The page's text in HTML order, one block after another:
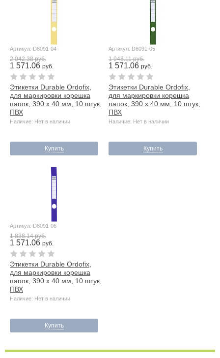
Артикул: D8091-04
2 042.38 руб.
1 571.06 руб.
Этикетки Durable Ordofix,
для маркировки корешка
папок, 390 х 40 мм, 10 штук,
ПВХ
Наличие: Нет в наличии
Купить
Артикул: D8091-05
1 948.11 руб.
1 571.06руб.
Этикетки Durable Ordofix,
для маркировки корешка
папок, 390 х 40 мм, 10 штук,
ПВХ
Наличие: Нет в наличии
Купить
Артикул: D8091-06
1 838.14 руб.
1 571.06 руб.
Этикетки Durable Ordofix,
для маркировки корешка
папок, 390 х 40 мм, 10 штук,
ПВХ
Наличие: Нет в наличии
Купить